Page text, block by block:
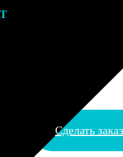
Сделать заказ